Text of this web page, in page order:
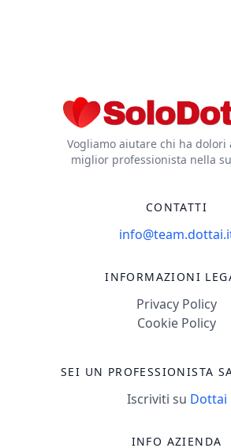
Vogliamo aiutare chi ha dolori
miglior professionista nella
CONTATTI
INFORMAZIONI
Privacy Policy
Cookie Policy
SEI UN PROFESSIONISTA
Iscriviti su Dottai
INFO AZIENDA